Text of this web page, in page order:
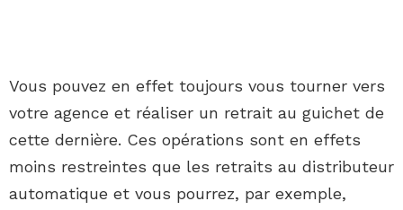
Vous pouvez en effet toujours vous tourner vers
votre agence et réaliser un retrait au guichet de
cette dernière. Ces opérations sont en effets
moins restreintes que les retraits au distributeur
automatique et vous pourrez, par exemple,